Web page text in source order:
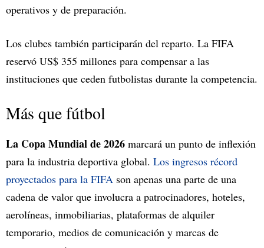
operativos y de preparación.
Los clubes también participarán del reparto. La FIFA
reservó US$ 355 millones para compensar a las
instituciones que ceden futbolistas durante la competencia.
Más que fútbol
La Copa Mundial de 2026 marcará un punto de inflexión
para la industria deportiva global. Los ingresos récord
proyectados para la FIFA son apenas una parte de una
cadena de valor que involucra a patrocinadores, hoteles,
aerolíneas, inmobiliarias, plataformas de alquiler
temporario, medios de comunicación y marcas de